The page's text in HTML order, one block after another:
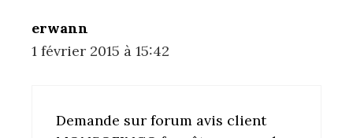
erwann
1 février 2015 à 15:42
Demande sur forum avis client